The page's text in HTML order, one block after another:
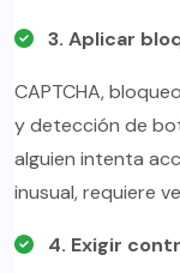
3. Aplicar
CAPTCHA,
y detección de
alguien intenta
inusual, requiere
4. Exigir